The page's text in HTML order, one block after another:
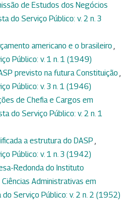
de Estudos dos Negócios
do Serviço Público: v. 2 n. 3
americano e o brasileiro ,
Público: v. 1 n. 1 (1949)
previsto na futura Constituição ,
Público: v. 3 n. 1 (1946)
de Chefia e Cargos em
do Serviço Público: v. 2 n. 1
a estrutura do DASP ,
Público: v. 1 n. 3 (1942)
Redonda do Instituto
Ciências Administrativas em
do Serviço Público: v. 2 n. 2 (1952)